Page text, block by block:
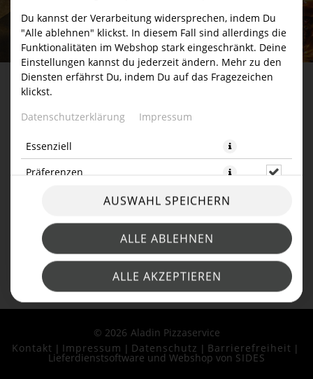
Du kannst der Verarbeitung widersprechen, indem Du
"Alle ablehnen" klickst. In diesem Fall sind allerdings die
Funktionalitäten im Webshop stark eingeschränkt. Deine
Einstellungen kannst du jederzeit ändern. Mehr zu den
Diensten erfährst Du, indem Du auf das Fragezeichen
klickst.
Datenschutzerklärung
Impressum
Essenziell
Präferenzen
AUSWAHL SPEICHERN
ALLE ABLEHNEN
ALLE AKZEPTIEREN
© 2026 Aladin Pizzaservice
Kontakt
Impressum Datenschutz Barrierefreiheit
Lieferdienstsoftware und Webshop von SIDES